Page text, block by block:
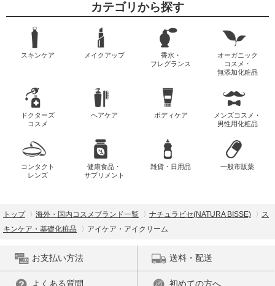
カテゴリから探す
スキンケア メイクアップ
香水・
フレグランス
オーガニック
コスメ・
無添加化粧品
ドクターズ
コスメ
ヘアケア ボディケア
メンズコスメ・
男性用化粧品
コンタクト
レンズ
健康食品・
サプリメント
雑貨・日用品 一般市販薬
トップ 海外・国内コスメブランド一覧 ナチュラビセ(NATURA BISSE)
ス
キンケア・基礎化粧品
アイケア・アイクリーム
お支払い方法 送料・配送
よくある質問 初めての方へ